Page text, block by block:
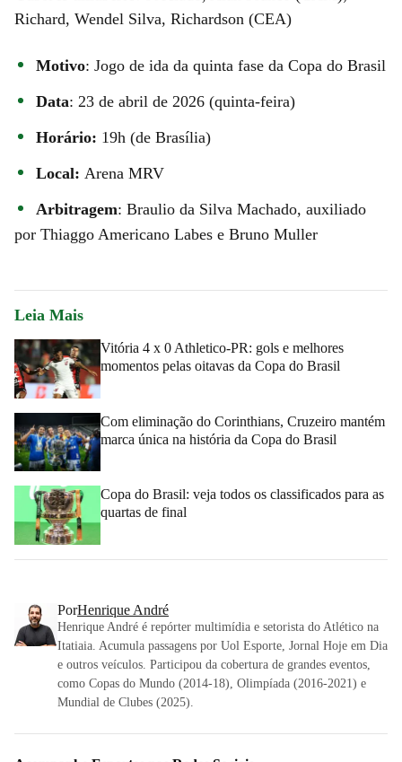
Richard, Wendel Silva, Richardson (CEA)
Motivo: Jogo de ida da quinta fase da Copa do Brasil
Data: 23 de abril de 2026 (quinta-feira)
Horário: 19h (de Brasília)
Local: Arena MRV
Arbitragem: Braulio da Silva Machado, auxiliado
por Thiaggo Americano Labes e Bruno Muller
Leia Mais
Vitória 4 x 0 Athletico-PR: gols e melhores
momentos pelas oitavas da Copa do Brasil
Com eliminação do Corinthians, Cruzeiro mantém
marca única na história da Copa do Brasil
Copa do Brasil: veja todos os classificados para as
quartas de final
PorHenrique André
Henrique André é repórter multimídia e setorista do Atlético na
Itatiaia. Acumula passagens por Uol Esporte, Jornal Hoje em Dia
e outros veículos. Participou da cobertura de grandes eventos,
como Copas do Mundo (2014-18), Olimpíada (2016-2021) e
Mundial de Clubes (2025).